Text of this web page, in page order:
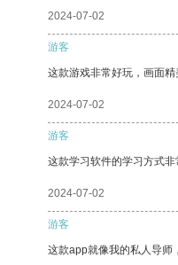
2024-07-02
游客
这款游戏非常好玩，画面
2024-07-02
游客
这款学习软件的学习方式
2024-07-02
游客
这款app就像我的私人导师